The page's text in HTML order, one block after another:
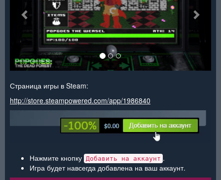
Страница игры в Steam:
http://store.steampowered.com/app/1986840
Нажмите кнопку Добавить на аккаунт .
Игра будет навсегда добавлена на ваш аккаунт.